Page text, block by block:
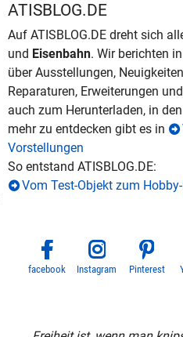
ATISBLOG.DE
Auf ATISBLOG.DE dreht sich
und Eisenbahn. Wir berichten in
über Ausstellungen,
Reparaturen, Erweiterungen
auch zum Herunterladen, in den
mehr zu entdecken gibt es in
Vorstellungen
So entstand ATISBLOG.DE:
Vom Test-Objekt zum
facebook Instagram Pinterest